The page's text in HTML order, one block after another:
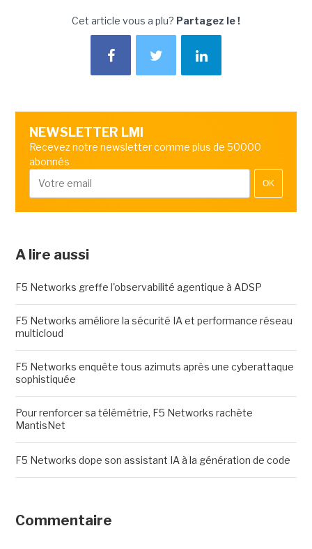
Cet article vous a plu? Partagez le !
NEWSLETTER LMI
Recevez notre newsletter comme plus de 50000
abonnés
OK
A lire aussi
F5 Networks greffe l'observabilité agentique à ADSP
F5 Networks améliore la sécurité IA et performance réseau
multicloud
F5 Networks enquête tous azimuts après une cyberattaque
sophistiquée
Pour renforcer sa télémétrie, F5 Networks rachète
MantisNet
F5 Networks dope son assistant IA à la génération de code
Commentaire